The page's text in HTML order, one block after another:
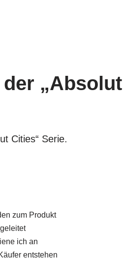
Cities“ Serie.
zum Produkt
ich an
entstehen